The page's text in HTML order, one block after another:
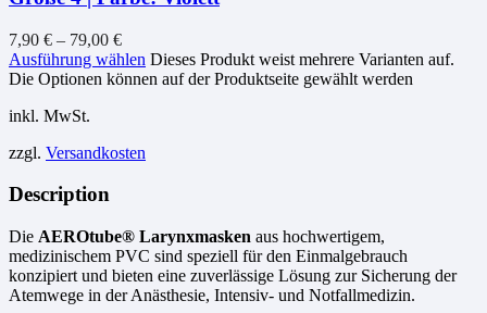
7,90 € – 79,00 €
Ausführung wählen Dieses Produkt weist mehrere Varianten auf.
Die Optionen können auf der Produktseite gewählt werden
inkl. MwSt.
zzgl. Versandkosten
Description
Die AEROtube® Larynxmasken aus hochwertigem,
medizinischem PVC sind speziell für den Einmalgebrauch
konzipiert und bieten eine zuverlässige Lösung zur Sicherung der
Atemwege in der Anästhesie, Intensiv- und Notfallmedizin.